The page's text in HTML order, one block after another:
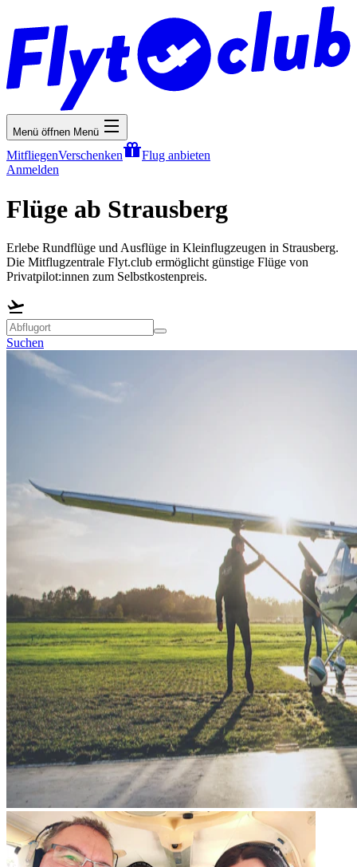
Menü öffnen Menü
MitfliegenVerschenken
Flug anbieten
Anmelden
Flüge ab Strausberg
Erlebe Rundflüge und Ausflüge in Kleinflugzeugen in Strausberg.
Die Mitflugzentrale Flyt.club ermöglicht günstige Flüge von
Privatpilot:innen zum Selbstkostenpreis.
Suchen